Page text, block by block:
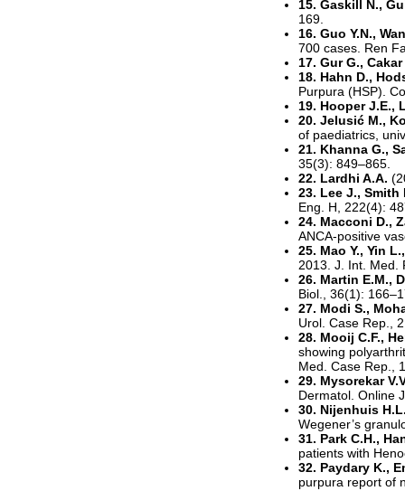
15. Gaskill N.,
169.
16. Guo Y.N.,
700 cases. Ren
17. Gur G.,
18. Hahn D.,
Purpura (HSP).
19. Hooper J.E.,
20. Jelusić M.,
of paediatrics,
21. Khanna G.,
35(3): 849–865.
22. Lardhi A.A.
23. Lee J., Smith
Eng. H, 222(4):
24. Macconi D.,
ANCA-positive
25. Mao Y., Yin
2013. J. Int. Med.
26. Martin E.M.,
Biol., 36(1):
27. Modi S.,
Urol. Case Rep.,
28. Mooij C.F.,
showing
Med. Case Rep.,
29. Mysorekar
Dermatol. Online
30. Nijenhuis
Wegener’s
31. Park C.H.,
patients with
32. Paydary K.,
purpura report of